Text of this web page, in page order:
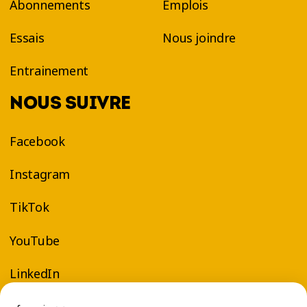
entraînements de type spinning dans tous les
cours de VELOCYCLE™ et ressens la différence!
Abonnements
Essais
Entrainement
Emplois
Nous joindre
NOUS SUIVRE
Facebook
Instagram
TikTok
YouTube
LinkedIn